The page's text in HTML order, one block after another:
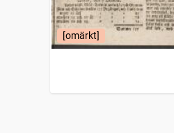
[omärkt]